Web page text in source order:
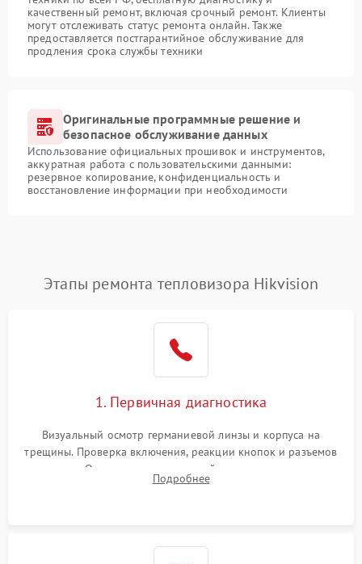
качественный ремонт, включая срочный ремонт. Клиенты
могут отслеживать статус ремонта онлайн. Также
предоставляется постгарантийное обслуживание для
продления срока службы техники
Оригинальные программные решение и
безопасное обслуживание данных
Использование официальных прошивок и инструментов,
аккуратная работа с пользовательскими данными:
резервное копирование, конфиденциальность и
восстановление информации при необходимости
Этапы ремонта тепловизора Hikvision
1. Первичная диагностика
Визуальный осмотр германиевой линзы и корпуса на
трещины. Проверка включения, реакции кнопок и разъемов
зарядки. Оценка вывода тепловой сигнатуры на экран,
проверка базовых функций и считывание системных
Подробнее